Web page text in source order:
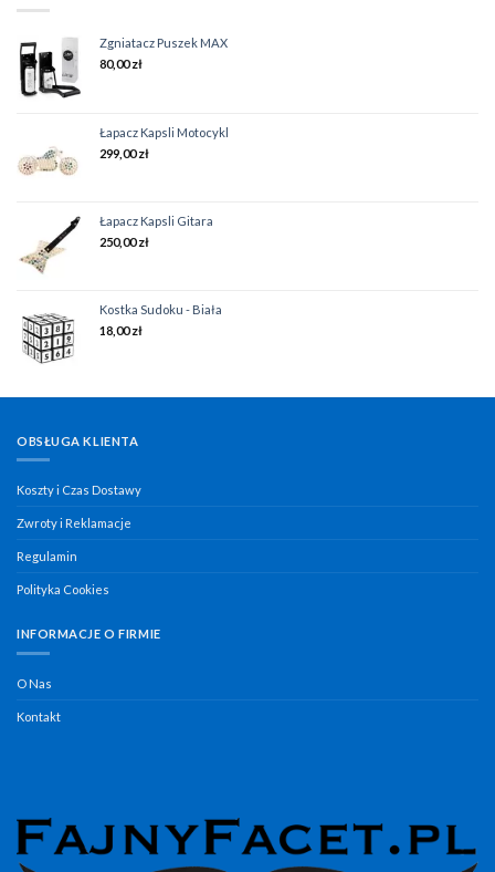
Zgniatacz Puszek MAX
80,00zł
Łapacz Kapsli Motocykl
299,00zł
Łapacz Kapsli Gitara
250,00zł
Kostka Sudoku - Biała
18,00zł
OBSŁUGA KLIENTA
Koszty i Czas Dostawy
Zwroty i Reklamacje
Regulamin
Polityka Cookies
INFORMACJE O FIRMIE
O Nas
Kontakt